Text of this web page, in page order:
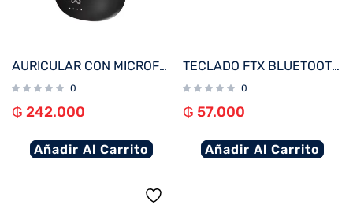
AURICULAR CON MICROFONO KLIP KTE-750BK EDGEBUDSPRO BLUETOOTH/ WIRELESS NEGRO
0
₲ 242.000
Añadir Al Carrito
TECLADO FTX BLUETOOTH FTXB1000 ULTRA SLIM ESP/PLATA
0
₲ 57.000
Añadir Al Carrito